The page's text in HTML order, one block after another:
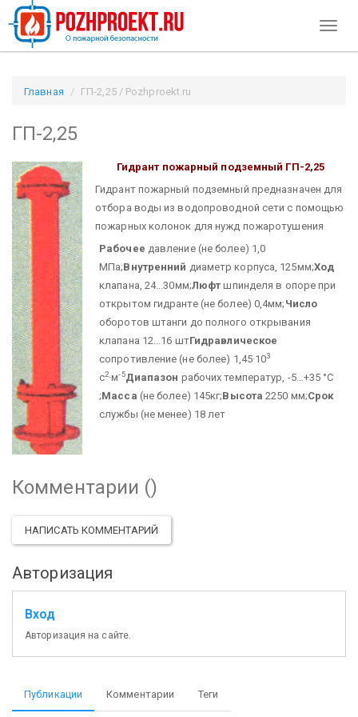
Главная ГП-2,25 / Pozhproekt.ru
ГП-2,25
Гидрант пожарный подземный ГП-2,25
Гидрант пожарный подземный предназначен для
отбора воды из водопроводной сети с помощью
пожарных колонок для нужд пожаротушения
Рабочее давление (не более) 1,0
МПа;Внутренний диаметр корпуса, 125мм;Ход
клапана, 24...30мм;Люфт шпинделя в опоре при
открытом гидранте (не более) 0,4мм; Число
оборотов штанги до полного открывания
клапана 12...16 штГидравлическое
сопротивление (не более) 1,45·103
с2·м-5Диапазон рабочих температур, -5…+35 °С
;Масса (не более) 145кг;Высота 2250 мм;Срок
службы (не менее) 18 лет
Комментарии ()
НАПИСАТЬ КОММЕНТАРИЙ
Авторизация
Вход
Авторизация на сайте.
Публикации Комментарии Теги